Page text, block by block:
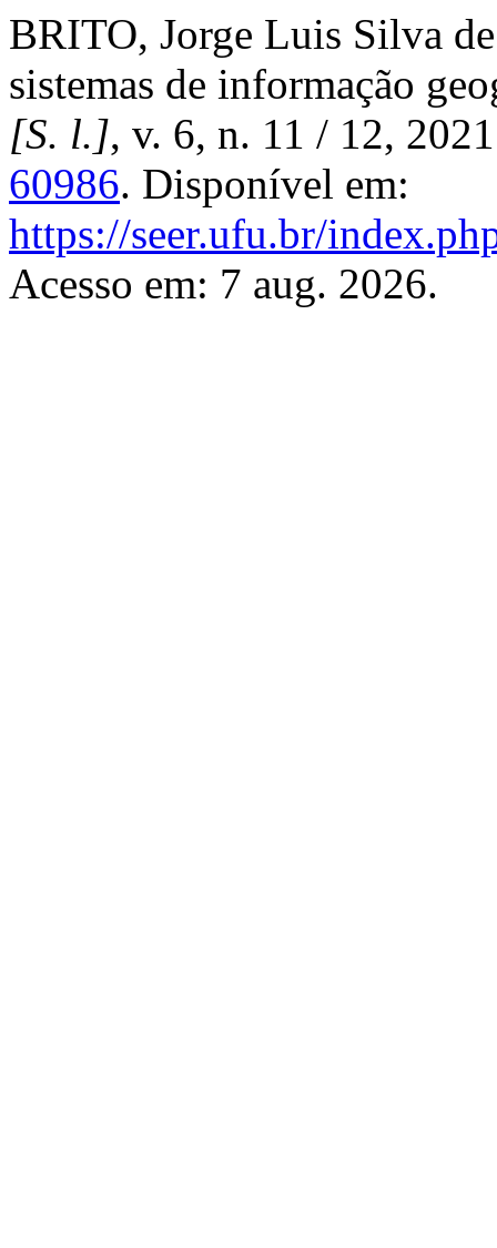
BRITO, Jorge Luis Silva
sistemas de informação
[S. l.], v. 6, n. 11 / 12,
60986. Disponível em:
https://seer.ufu.br/
Acesso em: 7 aug. 2026.